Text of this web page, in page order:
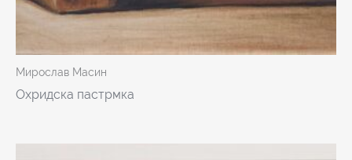
Мирослав Масин
Охридска пастрмка